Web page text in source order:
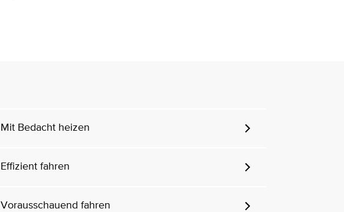
Mit Bedacht heizen
Effizient fahren
Vorausschauend fahren